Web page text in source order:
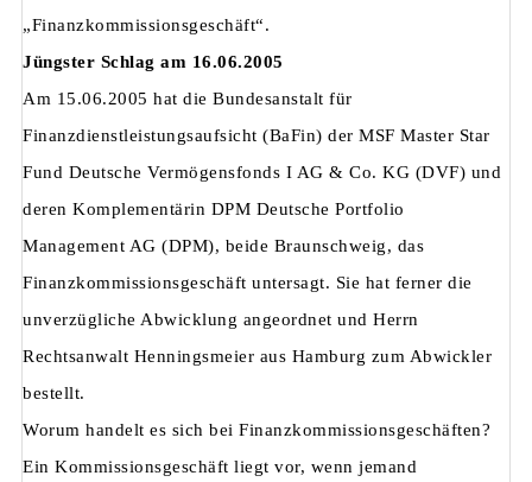
„Finanzkommissionsgeschäft“.
Jüngster Schlag am 16.06.2005
Am 15.06.2005 hat die Bundesanstalt für
Finanzdienstleistungsaufsicht (BaFin) der MSF Master Star
Fund Deutsche Vermögensfonds I AG & Co. KG (DVF) und
deren Komplementärin DPM Deutsche Portfolio
Management AG (DPM), beide Braunschweig, das
Finanzkommissionsgeschäft untersagt. Sie hat ferner die
unverzügliche Abwicklung angeordnet und Herrn
Rechtsanwalt Henningsmeier aus Hamburg zum Abwickler
bestellt.
Worum handelt es sich bei Finanzkommissionsgeschäften?
Ein Kommissionsgeschäft liegt vor, wenn jemand